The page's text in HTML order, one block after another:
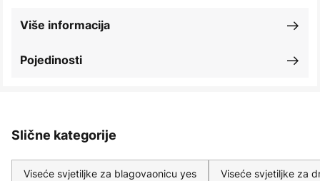
Pojedinosti
Više informacija
Slične kategorije
Viseće svjetiljke za blagovaonicu yes Viseće svjetiljke za